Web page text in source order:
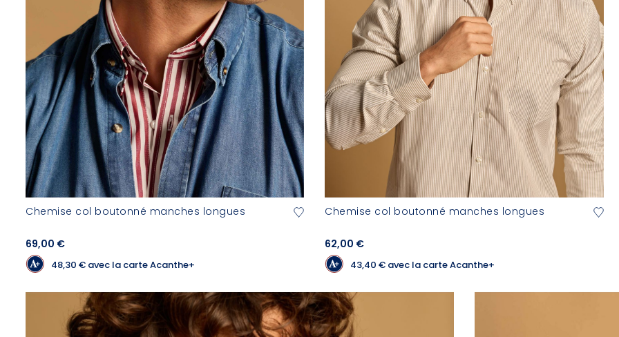
Chemise col boutonné manches longues
69,00 €
48,30 € avec la carte Acanthe+
Chemise col boutonné manches longues
62,00 €
43,40 € avec la carte Acanthe+